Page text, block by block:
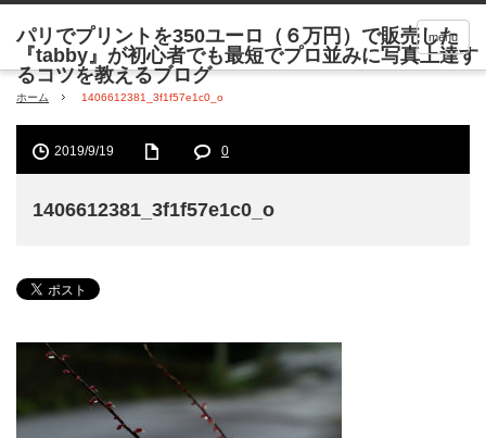
menu
ホーム 1406612381_3f1f57e1c0_o
2019/9/19 0
1406612381_3f1f57e1c0_o